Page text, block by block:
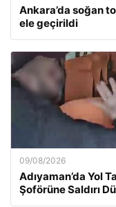
Ankara’da soğan
ele geçirildi
09/08/2026
Adıyaman’da Yol
Şoförüne Saldırı